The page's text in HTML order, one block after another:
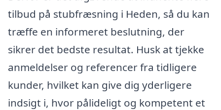
tilbud på stubfræsning i Heden, så du kan
træffe en informeret beslutning, der
sikrer det bedste resultat. Husk at tjekke
anmeldelser og referencer fra tidligere
kunder, hvilket kan give dig yderligere
indsigt i, hvor pålideligt og kompetent et